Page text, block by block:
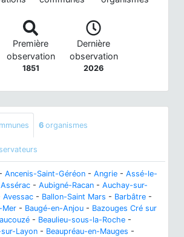
Première
observation
1851
Dernière
observation
2026
6 organismes
- Ancenis-Saint-Géréon - Angrie - Assé-le-
Assérac - Aubigné-Racan - Auchay-sur-
Avessac - Ballon-Saint Mars - Barbâtre -
Mer - Baugé-en-Anjou - Bazouges Cré sur
- Beaulieu-sous-la-Roche -
sur-Layon - Beaupréau-en-Mauges -